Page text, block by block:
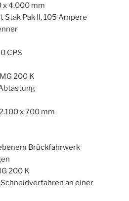
x 4.000 mm
Stak Pak II, 105 Ampere
CPS
200 K
x 700 mm
Brückfahrwerk
200 K
an einer